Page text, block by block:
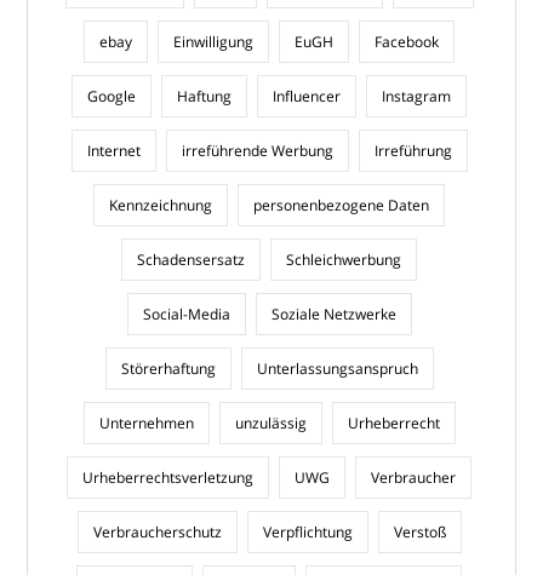
ebay Einwilligung EuGH Facebook
Google Haftung Influencer Instagram
Internet irreführende Werbung Irreführung
Kennzeichnung personenbezogene Daten
Schadensersatz Schleichwerbung
Social-Media Soziale Netzwerke
Störerhaftung Unterlassungsanspruch
Unternehmen unzulässig Urheberrecht
Urheberrechtsverletzung UWG Verbraucher
Verbraucherschutz Verpflichtung Verstoß